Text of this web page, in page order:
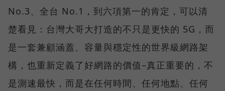
No.3、全台 No.1，到六項第一的肯定，可以清
楚看見：台灣大哥大打造的不只是更快的 5G，而
是一套兼顧涵蓋、容量與穩定性的世界級網路架
構，也重新定義了好網路的價值–真正重要的，不
是測速最快，而是在任何時間、任何地點、任何